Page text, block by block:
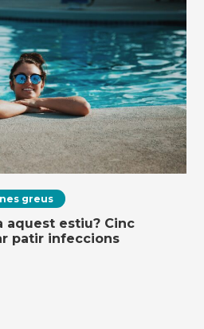
greus
aquest estiu? Cinc
patir infeccions